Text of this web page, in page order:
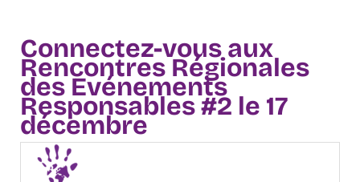
Connectez-vous aux
Rencontres Régionales
des Evénements
Responsables #2 le 17
décembre